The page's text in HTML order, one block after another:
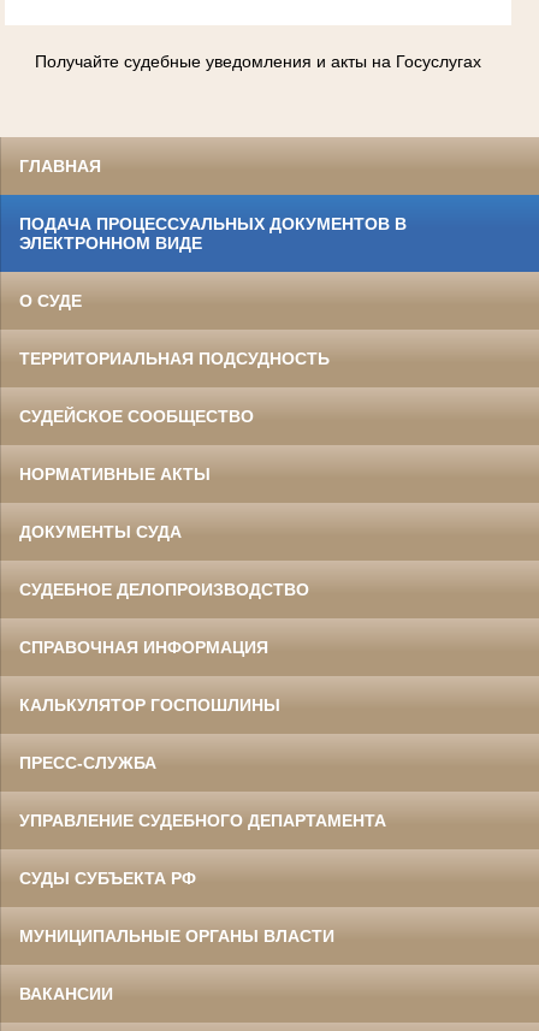
Получайте судебные уведомления и акты на Госуслугах
ГЛАВНАЯ
ПОДАЧА ПРОЦЕССУАЛЬНЫХ ДОКУМЕНТОВ В
ЭЛЕКТРОННОМ ВИДЕ
О СУДЕ
ТЕРРИТОРИАЛЬНАЯ ПОДСУДНОСТЬ
СУДЕЙСКОЕ СООБЩЕСТВО
НОРМАТИВНЫЕ АКТЫ
ДОКУМЕНТЫ СУДА
СУДЕБНОЕ ДЕЛОПРОИЗВОДСТВО
СПРАВОЧНАЯ ИНФОРМАЦИЯ
КАЛЬКУЛЯТОР ГОСПОШЛИНЫ
ПРЕСС-СЛУЖБА
УПРАВЛЕНИЕ СУДЕБНОГО ДЕПАРТАМЕНТА
СУДЫ СУБЪЕКТА РФ
МУНИЦИПАЛЬНЫЕ ОРГАНЫ ВЛАСТИ
ВАКАНСИИ